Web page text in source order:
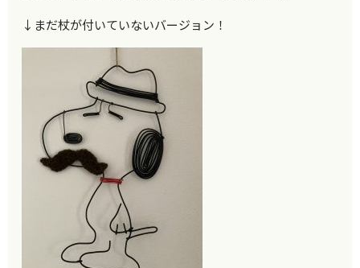
↓まだ杖が付いていないバージョン！